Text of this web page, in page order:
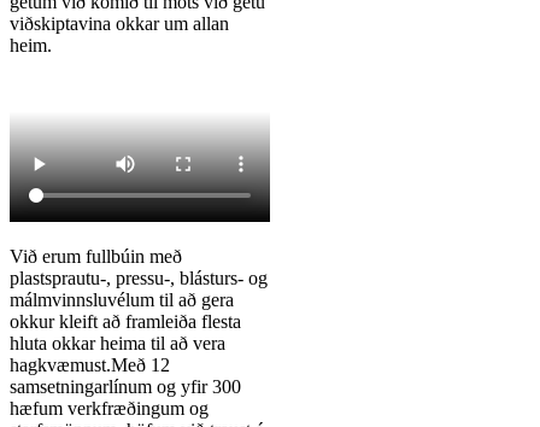
viðskiptavina okkar um allan
heim.
Við erum fullbúin með
plastsprautu-, pressu-, blásturs- og
málmvinnsluvélum til að gera
okkur kleift að framleiða flesta
hluta okkar heima til að vera
hagkvæmust.Með 12
samsetningarlínum og yfir 300
hæfum verkfræðingum og